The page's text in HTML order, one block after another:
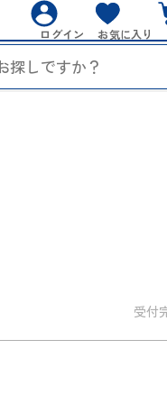
ログイン お気に入り
受付